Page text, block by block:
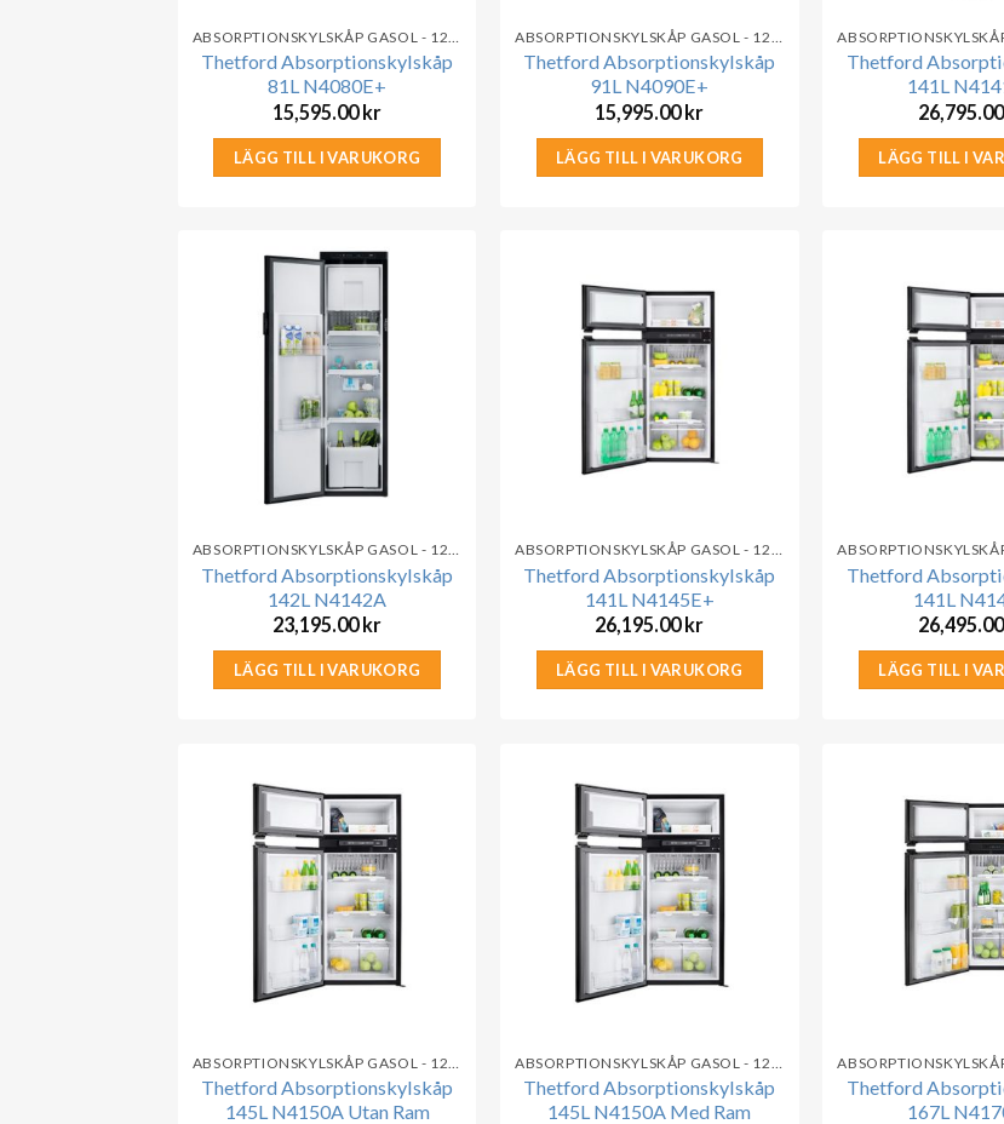
ABSORPTIONSKYLSKÅP GASOL - 12V - 230V
Thetford Absorptionskylskåp
81L N4080E+
15,595.00kr
LÄGG TILL I VARUKORG
ABSORPTIONSKYLSKÅP GASOL - 12V - 230V
Thetford Absorptionskylskåp
91L N4090E+
15,995.00kr
LÄGG TILL I VARUKORG
Thetford
141L
26,795.00
LÄGG TILL I
ABSORPTIONSKYLSKÅP GASOL - 12V - 230V
Thetford Absorptionskylskåp
142L N4142A
23,195.00 kr
LÄGG TILL I VARUKORG
ABSORPTIONSKYLSKÅP GASOL - 12V - 230V
Thetford Absorptionskylskåp
141L N4145E+
26,195.00 kr
LÄGG TILL I VARUKORG
Thetford
141L
26,495.00
LÄGG TILL I
Thetford Absorptionskylskåp
145L N4150A Utan Ram
Thetford Absorptionskylskåp
145L N4150A Med Ram
Thetford
167L